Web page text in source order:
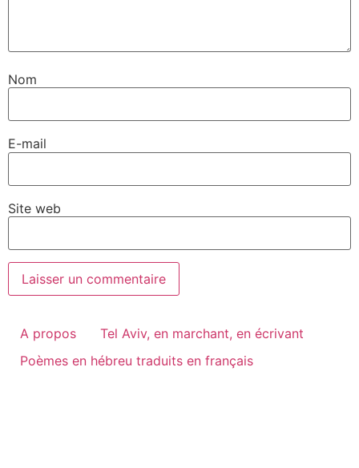
Nom
E-mail
Site web
A propos
Tel Aviv, en marchant, en écrivant
Poèmes en hébreu traduits en français